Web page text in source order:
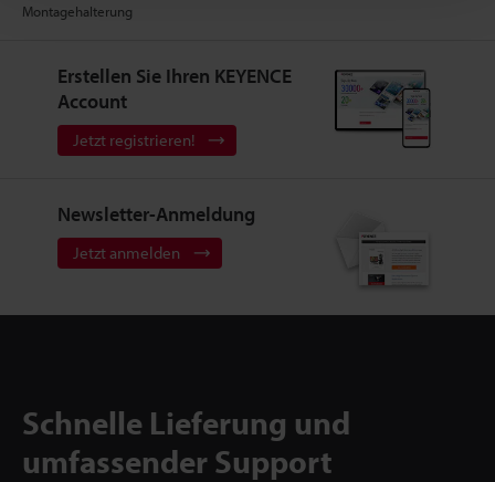
Montagehalterung
Erstellen Sie Ihren KEYENCE
Account
Jetzt registrieren!
Newsletter-Anmeldung
Jetzt anmelden
Schnelle Lieferung und
umfassender Support